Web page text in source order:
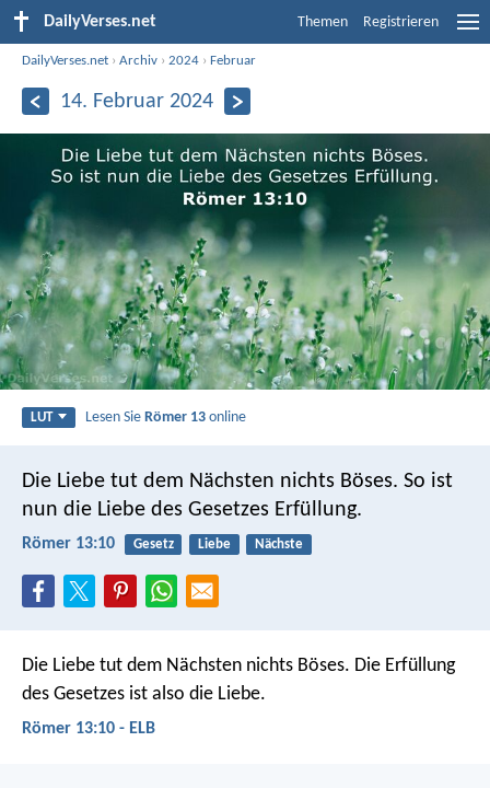
DailyVerses.net Themen Registrieren
DailyVerses.net ›Archiv ›2024 ›Februar
14. Februar 2024
LUT Lesen SieRömer 13 online
Die Liebe tut dem Nächsten nichts Böses. So ist
nun die Liebe des Gesetzes Erfüllung.
Römer 13:10 Gesetz Liebe Nächste
Die Liebe tut dem Nächsten nichts Böses. Die Erfüllung
des Gesetzes ist also die Liebe.
Römer 13:10 - ELB